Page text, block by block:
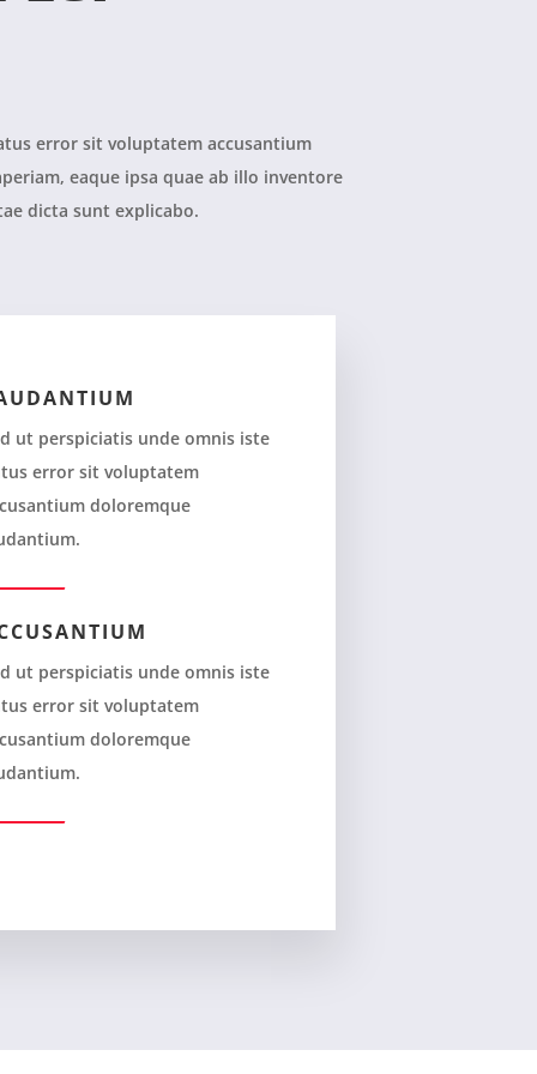
error sit voluptatem accusantium
eaque ipsa quae ab illo inventore
dicta sunt explicabo.
ut perspiciatis unde omnis iste
error sit voluptatem
doloremque
ut perspiciatis unde omnis iste
error sit voluptatem
doloremque